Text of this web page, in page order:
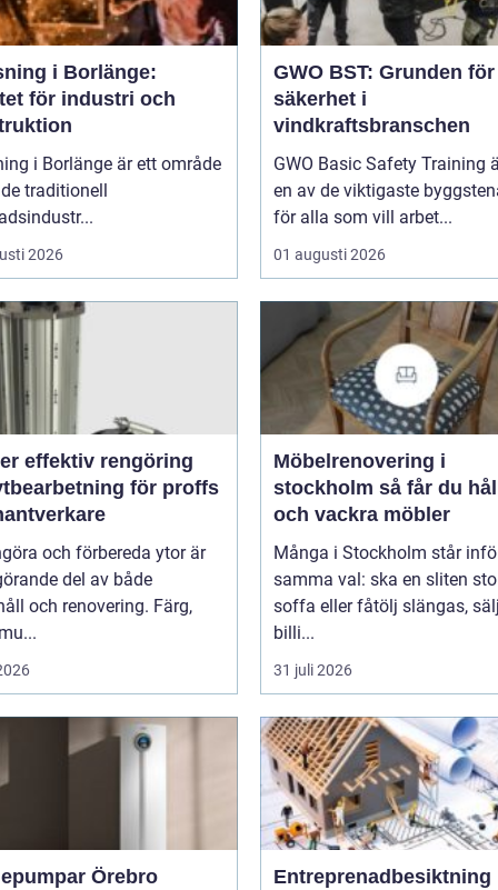
i Borlänge:
för industri och
i Borlänge är ett område
traditionell
2026
GWO BST: Grunden för
säkerhet i
vindkraftsbranschen
GWO Basic Safety Training
en av de viktigaste
för alla som vill arbet...
01 augusti 2026
för proffs
och förbereda ytor är
del av både
och renovering. Färg,
Möbelrenovering i
stockholm så får du hållbara
och vackra möbler
Många i Stockholm står
samma val: ska en sliten
soffa eller fåtölj slängas,
billi...
31 juli 2026
Örebro
Entreprenadbesiktning